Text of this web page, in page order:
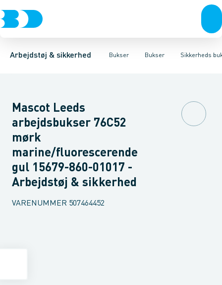
Arbejdstøj & sikkerhed Bukser
Trøjer & t-shirtsBukser Overtøj & huer Undertøj & sokkerSko
Bukser
BukserKnickers & Shorts OverallsKedeldragter Knæskånere
Sikkerheds
Bukser med hængelommer Bukser med lårlommer
Mascot Leeds
arbejdsbukser 76C52
mørk
marine/fluorescerende
gul 15679-860-01017 -
Arbejdstøj & sikkerhed
VARENUMMER 507464452